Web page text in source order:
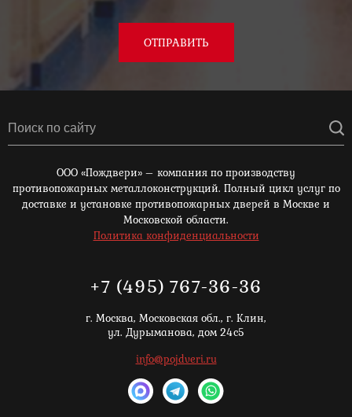
ОТПРАВИТЬ
ООО «Пождвери» – компания по производству
противопожарных металлоконструкций. Полный цикл услуг по
доставке и установке противопожарных дверей в Москве и
Московской области.
Политика конфиденциальности
+7 (495) 767-36-36
г. Москва, Московская обл., г. Клин,
ул. Дурыманова, дом 24с5
info@pojdveri.ru